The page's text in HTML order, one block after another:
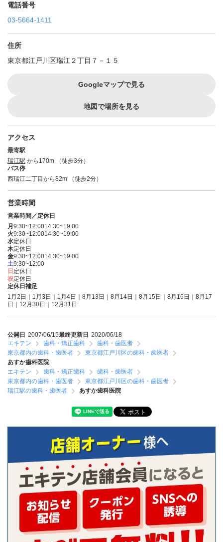
電話番号
03-5664-1411
住所
東京都江戸川区瑞江２丁目７－１５
Googleマップで見る
地図で場所を見る
アクセス
最寄駅
瑞江駅 から170m （徒歩3分）
バス停
西瑞江二丁目から82m （徒歩2分）
営業時間
営業時間／定休日
月 9:30~12:0014:30~19:00
火9:30~12:0014:30~19:00
水定休日
木定休日
金9:30~12:0014:30~19:00
土9:30~12:00
日 定休日
祝定休日
定休日補足
1月2日｜1月3日｜1月4日｜8月13日｜8月14日｜8月15日｜8月16日｜8月17
日｜12月30日｜12月31日
公開日 2007/06/15最終更新日 2020/06/18
エキテン
歯科・矯正歯科
歯科・歯医者
東京都内の歯科・歯医者
東京都江戸川区の歯科・歯医者
あすか歯科医院
エキテン
歯科・矯正歯科
歯科・歯医者
東京都内の歯科・歯医者
東京都江戸川区の歯科・歯医者
瑞江駅の歯科・歯医者
あすか歯科医院